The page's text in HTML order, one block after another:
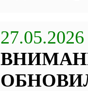
27.05.2026